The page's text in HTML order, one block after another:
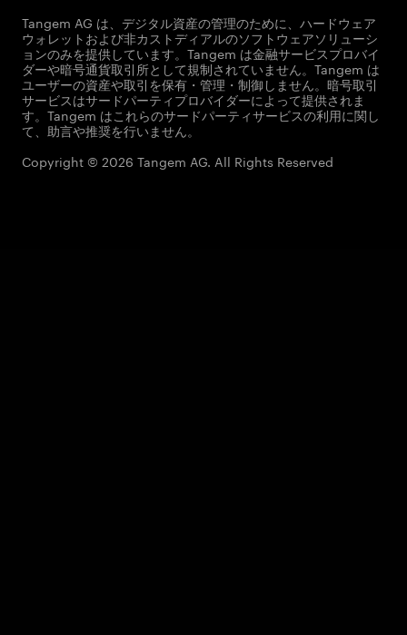
Tangem AG は、デジタル資産の管理のために、ハードウェア
ウォレットおよび非カストディアルのソフトウェアソリューシ
ョンのみを提供しています。Tangem は金融サービスプロバイ
ダーや暗号通貨取引所として規制されていません。Tangem は
ユーザーの資産や取引を保有・管理・制御しません。暗号取引
サービスはサードパーティプロバイダーによって提供されま
す。Tangem はこれらのサードパーティサービスの利用に関し
て、助言や推奨を行いません。